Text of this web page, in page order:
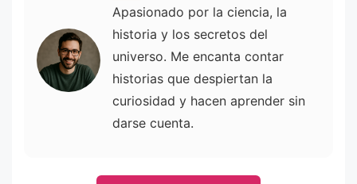
Apasionado por la ciencia, la
historia y los secretos del
universo. Me encanta contar
historias que despiertan la
curiosidad y hacen aprender sin
darse cuenta.